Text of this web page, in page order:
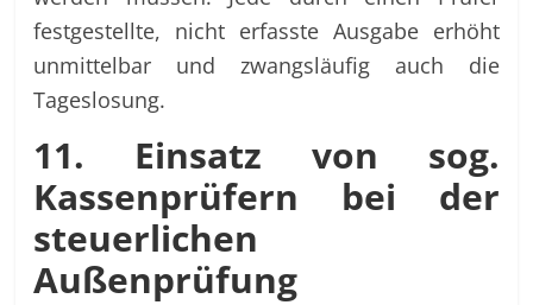
festgestellte, nicht erfasste Ausgabe erhöht
unmittelbar und zwangsläufig auch die
Tageslosung.
11. Einsatz von sog.
Kassenprüfern bei der
steuerlichen
Außenprüfung